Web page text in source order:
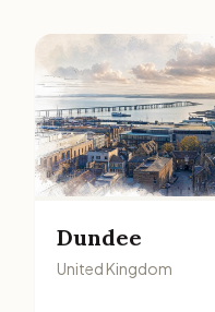
Dundee
United Kingdom